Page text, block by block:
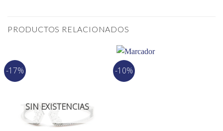
PRODUCTOS RELACIONADOS
-17%
SIN EXISTENCIAS
-10%